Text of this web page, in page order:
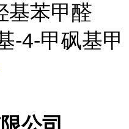
基苯甲醛
-4-甲砜基甲